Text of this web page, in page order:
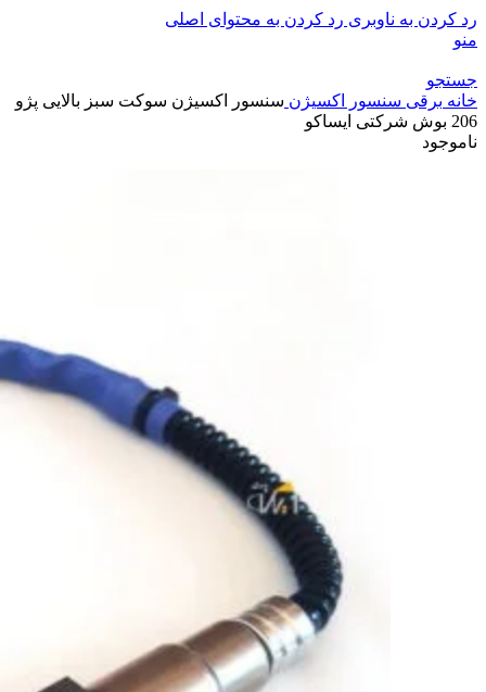
رد کردن به ناوبری رد کردن به محتوای اصلی
منو
جستجو
خانه برقی سنسور اکسیژن سنسور اکسیژن سوکت سبز بالایی پژو
206 بوش شرکتی ایساکو
ناموجود